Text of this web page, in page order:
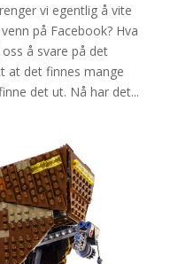
vi egentlig å vite
på Facebook? Hva
å svare på det
at det finnes mange
det ut. Nå har det...